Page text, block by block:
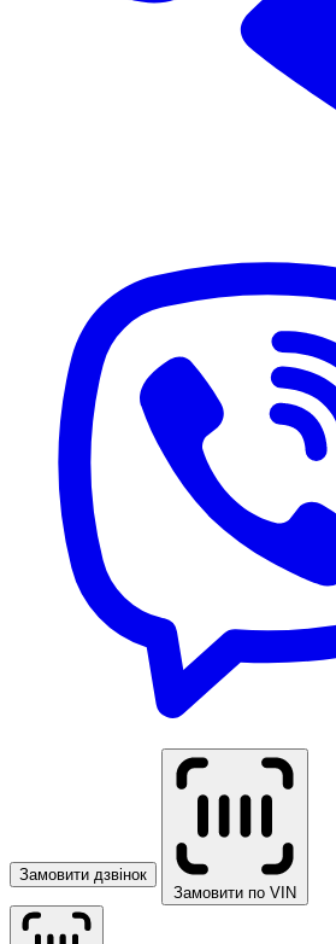
Замовити дзвінок
Замовити по VIN